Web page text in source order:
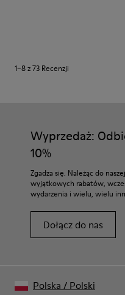
1–8 z 73 Recenzji
Wyprzedaż:
10%
Zgadza się. Należąc do
wyjątkowych rabatów,
wydarzenia i wielu, wielu
Dołącz do nas
Polska / Polski